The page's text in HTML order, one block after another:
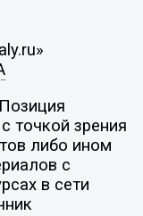
точкой зрения
либо ином
с
в сети